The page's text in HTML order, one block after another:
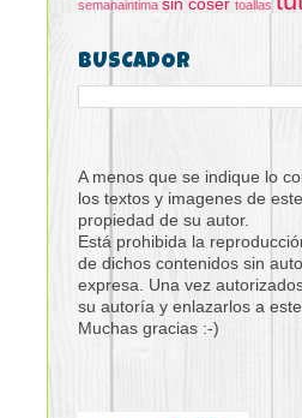
semanaintima sin coser toallas
BUSCADOR
A menos que se indique lo
los textos y imagenes de
propiedad de su autor.
Está prohibida la
de dichos contenidos sin
expresa. Una vez
su autoría y enlazarlos a
Muchas gracias :-)